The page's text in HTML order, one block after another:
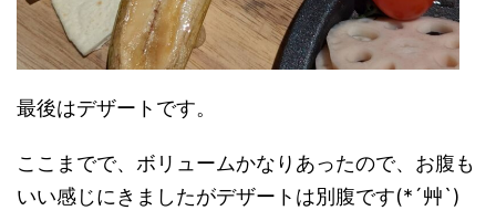
最後はデザートです。
ここまでで、ボリュームかなりあったので、お腹も
いい感じにきましたがデザートは別腹です(*´艸`)